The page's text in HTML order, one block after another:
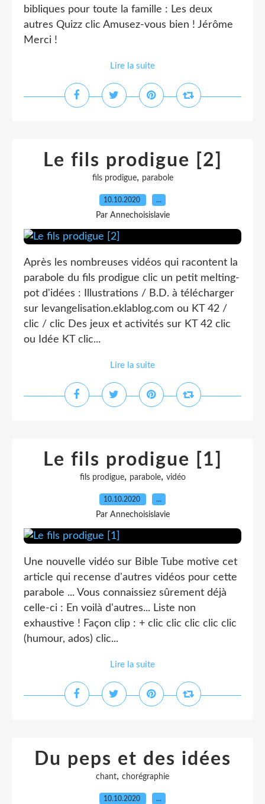
bibliques pour toute la famille : Les deux
autres Quizz clic Amusez-vous bien ! Jérôme
Merci !
Lire la suite
Le fils prodigue [2]
fils prodigue, parabole
10.10.2020 …
Par Annechoisislavie
Après les nombreuses vidéos qui racontent la
parabole du fils prodigue clic un petit melting-
pot d'idées : Illustrations / B.D. à télécharger
sur levangelisation.eklablog.com ou KT 42 /
clic / clic Des jeux et activités sur KT 42 clic
ou Idée KT clic...
Lire la suite
Le fils prodigue [1]
fils prodigue, parabole, vidéo
10.10.2020 …
Par Annechoisislavie
Une nouvelle vidéo sur Bible Tube motive cet
article qui recense d'autres vidéos pour cette
parabole ... Vous connaissiez sûrement déjà
celle-ci : En voilà d'autres... Liste non
exhaustive ! Façon clip : + clic clic clic clic clic
(humour, ados) clic...
Lire la suite
Du peps et des idées
chant, chorégraphie
10.10.2020 …